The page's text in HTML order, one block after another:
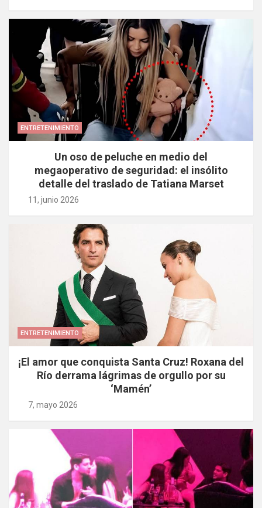
ENTRETENIMIENTO
Un oso de peluche en medio del
megaoperativo de seguridad: el insólito
detalle del traslado de Tatiana Marset
11, junio 2026
ENTRETENIMIENTO
¡El amor que conquista Santa Cruz! Roxana del
Río derrama lágrimas de orgullo por su
‘Mamén’
7, mayo 2026